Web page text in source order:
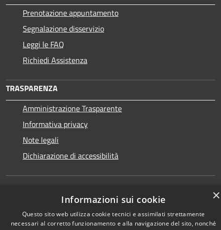
Prenotazione appuntamento
Segnalazione disservizio
Leggi le FAQ
Richiedi Assistenza
TRASPARENZA
Amministrazione Trasparente
Informativa privacy
Note legali
Dichiarazione di accessibilità
Accessibility
Copyright © 2026 • Town of •
Powered byMunicipium•
×
Informazioni sui cookie
Questo sito web utilizza cookie tecnici e assimilati strettamente
necessari al corretto funzionamento e alla navigazione del sito, nonché